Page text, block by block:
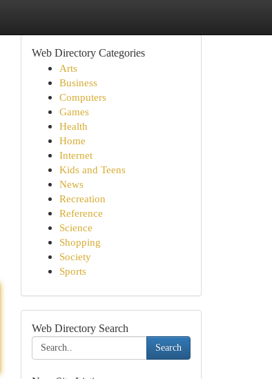
Web Directory Categories
Arts
Business
Computers
Games
Health
Home
Internet
Kids and Teens
News
Recreation
Reference
Science
Shopping
Society
Sports
Web Directory Search
Search